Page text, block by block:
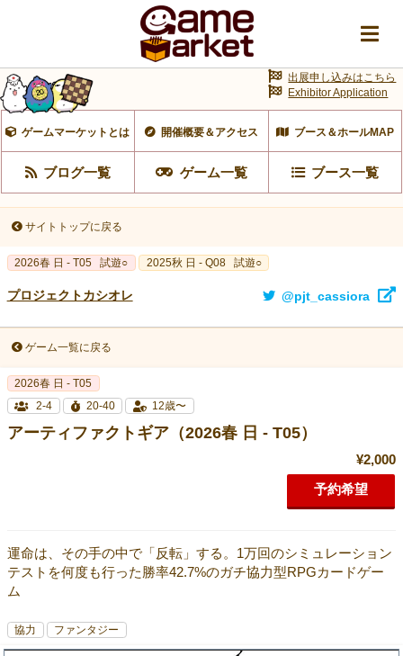
ゲームマーケットとは 開催概要＆アクセス ブース＆ホールMAP
ブログ一覧 ゲーム一覧 ブース一覧
出展申し込みはこちら
Exhibitor Application
サイトトップに戻る
2026春 日 - T05 試遊○ 2025秋 日 - Q08 試遊○
プロジェクトカシオレ @pjt_cassiora
ゲーム一覧に戻る
2026春 日 - T05
2-4
20-40 12歳〜
アーティファクトギア（2026春 日 - T05）
¥2,000
予約希望
運命は、その手の中で「反転」する。1万回のシミュレーション
テストを何度も行った勝率42.7%のガチ協力型RPGカードゲー
ム
協力 ファンタジー